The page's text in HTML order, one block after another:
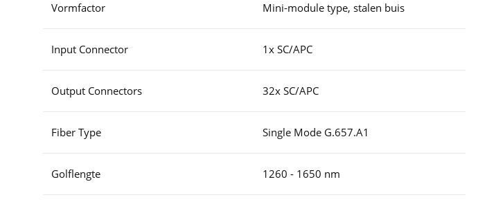
Vormfactor Mini-module type, stalen buis
Input Connector 1x SC/APC
Output Connectors 32x SC/APC
Fiber Type Single Mode G.657.A1
Golflengte 1260 - 1650 nm